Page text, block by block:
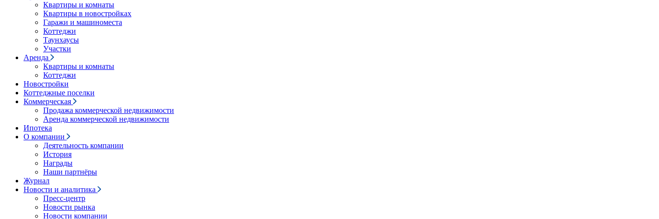
Квартиры и комнаты
Квартиры в новостройках
Гаражи и машиноместа
Коттеджи
Таунхаусы
Участки
Аренда
Квартиры и комнаты
Коттеджи
Новостройки
Коттеджные поселки
Коммерческая
Продажа коммерческой недвижимости
Аренда коммерческой недвижимости
Ипотека
О компании
Деятельность компании
История
Награды
Наши партнёры
Журнал
Новости и аналитика
Пресс-центр
Новости рынка
Новости компании